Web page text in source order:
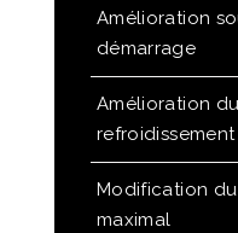
Amélioration
démarrage
Amélioration du
refroidissement
Modification
maximal